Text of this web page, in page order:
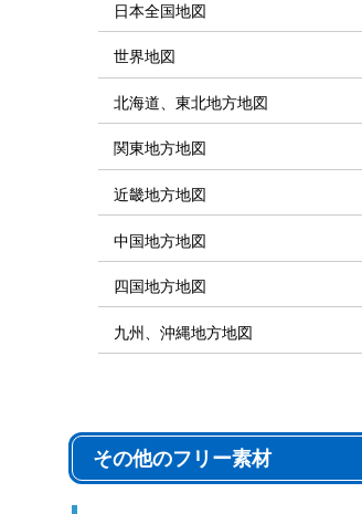
日本全国地図
世界地図
北海道、東北地方地図
関東地方地図
近畿地方地図
中国地方地図
四国地方地図
九州、沖縄地方地図
その他のフリー素材